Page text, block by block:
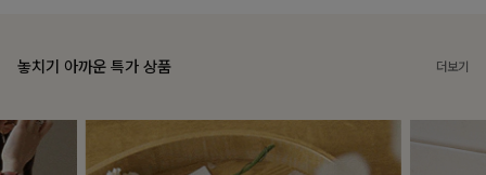
놓치기 아까운 특가 상품 더보기